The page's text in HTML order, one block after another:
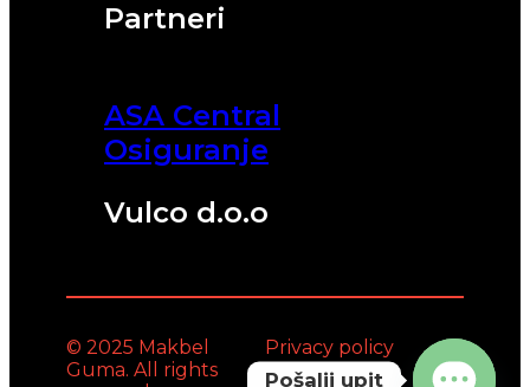
Partneri
ASA Central
Osiguranje
Vulco d.o.o
© 2025 Makbel
Guma. All rights
Privacy policy
Pošalji upit